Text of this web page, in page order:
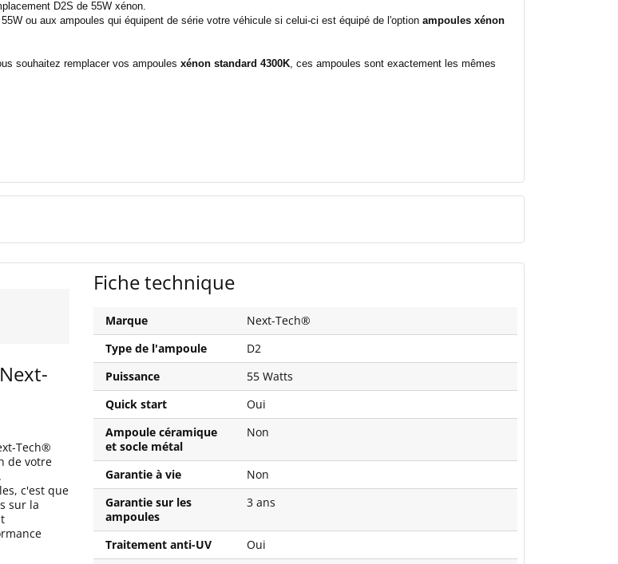
D2S de 55W xénon.
ou aux ampoules qui équipent de série votre véhicule si celui-ci est équipé de l'option ampoules xénon
souhaitez remplacer vos ampoules xénon standard 4300K, ces ampoules sont exactement les mêmes
Tech®
de votre
c'est que
sur la
Fiche technique
Marque
Next-Tech®
Type de l'ampoule
D2
Puissance
55 Watts
Quick start
Oui
Ampoule céramique
et socle métal
Non
Garantie à vie
Non
Garantie sur les
ampoules
3 ans
Traitement anti-UV
Oui